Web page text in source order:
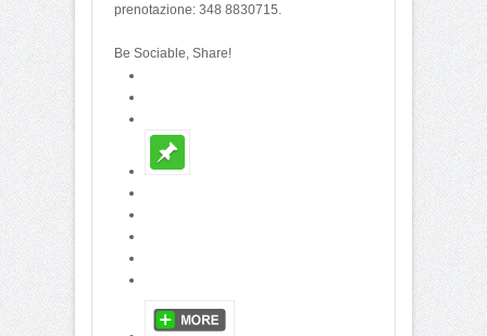
prenotazione: 348 8830715.
Be Sociable, Share!